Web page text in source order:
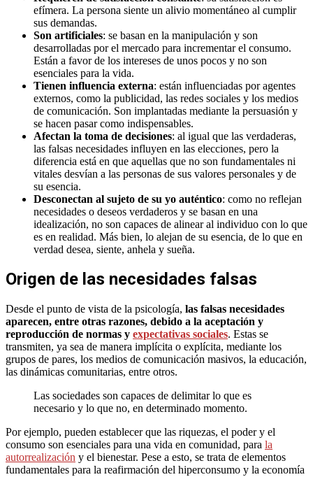
efímera. La persona siente un alivio momentáneo al cumplir
sus demandas.
Son artificiales: se basan en la manipulación y son
desarrolladas por el mercado para incrementar el consumo.
Están a favor de los intereses de unos pocos y no son
esenciales para la vida.
Tienen influencia externa: están influenciadas por agentes
externos, como la publicidad, las redes sociales y los medios
de comunicación. Son implantadas mediante la persuasión y
se hacen pasar como indispensables.
Afectan la toma de decisiones: al igual que las verdaderas,
las falsas necesidades influyen en las elecciones, pero la
diferencia está en que aquellas que no son fundamentales ni
vitales desvían a las personas de sus valores personales y de
su esencia.
Desconectan al sujeto de su yo auténtico: como no reflejan
necesidades o deseos verdaderos y se basan en una
idealización, no son capaces de alinear al individuo con lo que
es en realidad. Más bien, lo alejan de su esencia, de lo que en
verdad desea, siente, anhela y sueña.
Origen de las necesidades falsas
Desde el punto de vista de la psicología, las falsas necesidades
aparecen, entre otras razones, debido a la aceptación y
reproducción de normas y expectativas sociales. Estas se
transmiten, ya sea de manera implícita o explícita, mediante los
grupos de pares, los medios de comunicación masivos, la educación,
las dinámicas comunitarias, entre otros.
Las sociedades son capaces de delimitar lo que es
necesario y lo que no, en determinado momento.
Por ejemplo, pueden establecer que las riquezas, el poder y el
consumo son esenciales para una vida en comunidad, para la
autorrealización y el bienestar. Pese a esto, se trata de elementos
fundamentales para la reafirmación del hiperconsumo y la economía